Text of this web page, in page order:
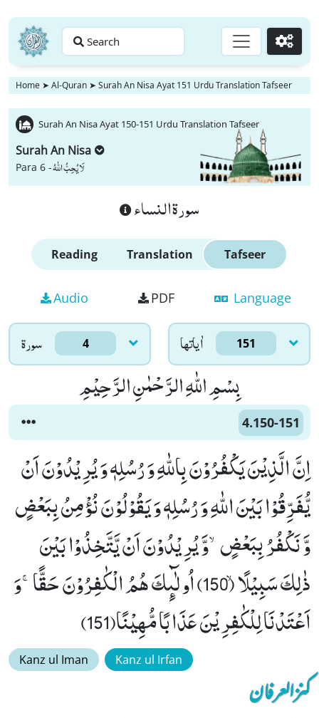
Search Go
Home ➤ Al-Quran ➤ Surah An Nisa Ayat 151 Urdu Translation Tafseer
Surah An Nisa Ayat 150-151 Urdu Translation Tafseer
Surah An Nisa
Para 6 -لَا یُحِبُّ اللّٰهُ
سورة النساء
Reading Translation Tafseer
Audio PDF Language
سورۃ 4 اٰياتها 151
بِسْمِ اللّٰهِ الرَّحْمٰنِ الرَّحِیْمِ
4.150-151
اِنَّ الَّذِیْنَ یَكْفُرُوْنَ بِاللّٰهِ وَ رُسُلِهٖ وَ یُرِیْدُوْنَ اَنْ
یُّفَرِّقُوْا بَیْنَ اللّٰهِ وَ رُسُلِهٖ وَ یَقُوْلُوْنَ نُؤْمِنُ بِبَعْضٍ
وَّ نَكْفُرُ بِبَعْضٍۙ-وَّ یُرِیْدُوْنَ اَنْ یَّتَّخِذُوْا بَیْنَ
ذٰلِكَ سَبِیْلًاۙ (150) اُولٰٓىٕكَ هُمُ الْكٰفِرُوْنَ حَقًّاۚ-وَ
اَعْتَدْنَا لِلْكٰفِرِیْنَ عَذَابًا مُّهِیْنًا(151)
Kanz ul Iman Kanz ul Irfan
کنزالعرفان